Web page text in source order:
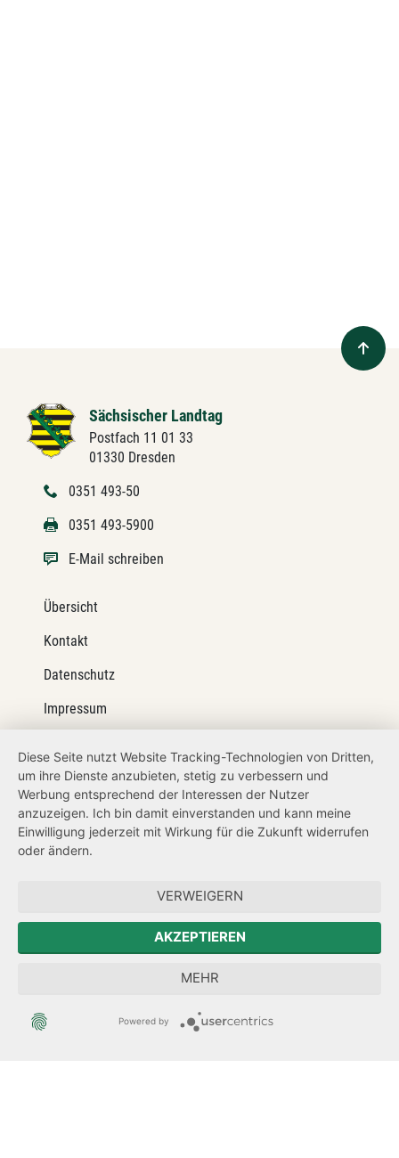
Sächsischer Landtag
Postfach 11 01 33
01330 Dresden
0351 493-50
0351 493-5900
E-Mail schreiben
Übersicht
Kontakt
Datenschutz
Impressum
Netiquette
Transparenzanspruch
Hinweisgeberschutz
Forum Mitteleuropa
Der Sächsische Integrationsbeauftragte
Sächsische Landesbeauftragte zur Aufarbeitung der SED-
Diese Seite nutzt Website Tracking-Technologien von Dritten,
um ihre Dienste anzubieten, stetig zu verbessern und
Werbung entsprechend der Interessen der Nutzer
anzuzeigen. Ich bin damit einverstanden und kann meine
Einwilligung jederzeit mit Wirkung für die Zukunft widerrufen
oder ändern.
VERWEIGERN
AKZEPTIEREN
MEHR
Powered by